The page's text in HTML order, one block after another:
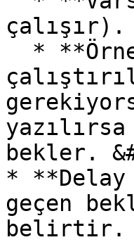
çalışır).
bekler.
* **Delay
geçen
belirtir.